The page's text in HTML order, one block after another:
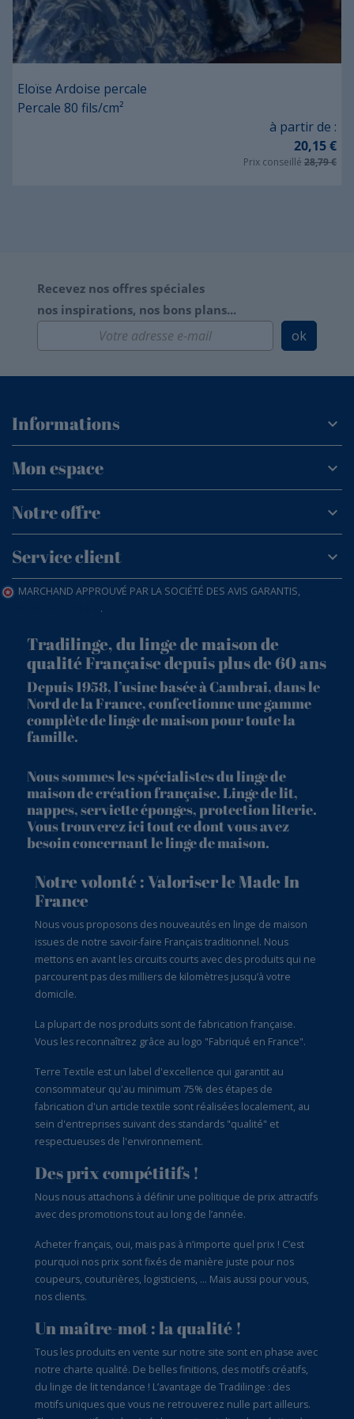
Eloïse Ardoise percale
Percale 80 fils/cm²
à partir de :
20,15 €
Prix conseillé 28,79 €
Recevez nos offres spéciales
nos inspirations, nos bons plans...
ok
Informations
Mon espace
Notre offre
Service client
MARCHAND APPROUVÉ PAR LA SOCIÉTÉ DES AVIS GARANTIS,
.
Tradilinge, du linge de maison de
qualité Française depuis plus de 60 ans
Depuis 1958, l’usine basée à Cambrai, dans le
Nord de la France, confectionne une gamme
complète de linge de maison pour toute la
famille.
Nous sommes les spécialistes du linge de
maison de création française. Linge de lit,
nappes, serviette éponges, protection literie.
Vous trouverez ici tout ce dont vous avez
besoin concernant le linge de maison.
Notre volonté : Valoriser le Made In
France
Nous vous proposons des nouveautés en linge de maison
issues de notre savoir-faire Français traditionnel. Nous
mettons en avant les circuits courts avec des produits qui ne
parcourent pas des milliers de kilomètres jusqu’à votre
domicile.
La plupart de nos produits sont de fabrication française.
Vous les reconnaîtrez grâce au logo "Fabriqué en France".
Terre Textile est un label d'excellence qui garantit au
consommateur qu'au minimum 75% des étapes de
fabrication d'un article textile sont réalisées localement, au
sein d'entreprises suivant des standards "qualité" et
respectueuses de l'environnement.
Des prix compétitifs !
Nous nous attachons à définir une politique de prix attractifs
avec des promotions tout au long de l’année.
Acheter français, oui, mais pas à n’importe quel prix ! C’est
pourquoi nos prix sont fixés de manière juste pour nos
coupeurs, couturières, logisticiens, … Mais aussi pour vous,
nos clients.
Un maître-mot : la qualité !
Tous les produits en vente sur notre site sont en phase avec
notre charte qualité. De belles finitions, des motifs créatifs,
du linge de lit tendance ! L’avantage de Tradilinge : des
motifs uniques que vous ne retrouverez nulle part ailleurs.